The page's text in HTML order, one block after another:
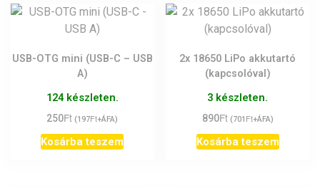
USB-OTG mini (USB-C – USB
A)
124 készleten.
250Ft (197Ft+ÁFA)
Kosárba teszem
2x 18650 LiPo akkutartó
(kapcsolóval)
3 készleten.
890Ft (701 Ft+ÁFA)
Kosárba teszem